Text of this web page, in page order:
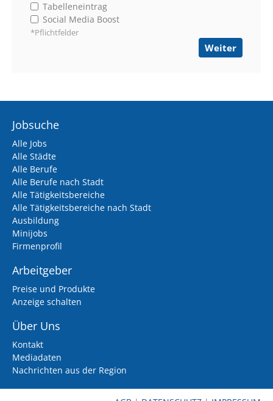
Tabelleneintrag
Social Media Boost
*Pflichtfelder
Jobsuche
Alle Jobs
Alle Städte
Alle Berufe
Alle Berufe nach Stadt
Alle Tätigkeitsbereiche
Alle Tätigkeitsbereiche nach Stadt
Ausbildung
Minijobs
Firmenprofil
Arbeitgeber
Preise und Produkte
Anzeige schalten
Über Uns
Kontakt
Mediadaten
Nachrichten aus der Region